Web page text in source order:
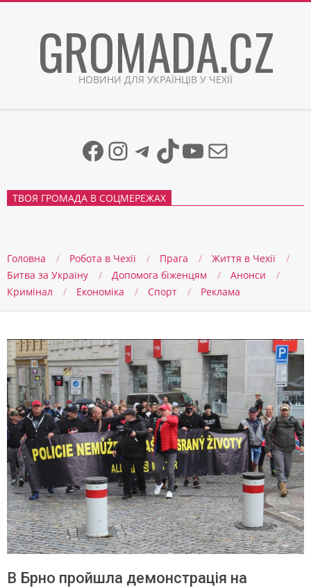
GROMADA.CZ
НОВИНИ ДЛЯ УКРАЇНЦІВ У ЧЕХІЇ
Facebook
Instagram
Telegram
TikTok
YouTube
Mail
ТВОЯ ГРОМАДА В СОЦМЕРЕЖАХ
Головна Робота в Чехії Прага
Життя в Чеxії
Битва за Україну
Допомога біженцям
Анонси
Кримінал
Економіка Спорт Реклама
В Брно пройшла демонстрація на